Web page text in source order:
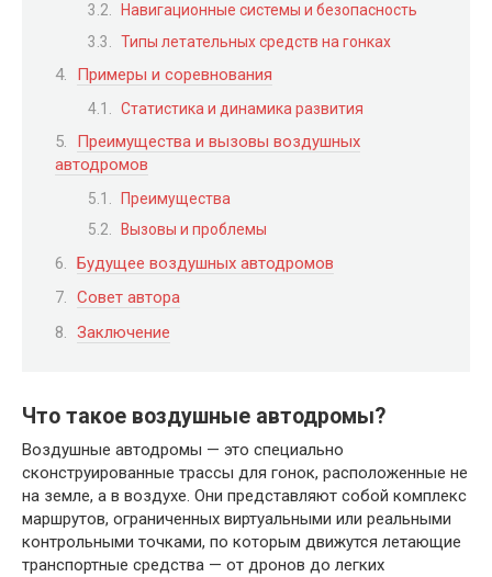
Навигационные системы и безопасность
Типы летательных средств на гонках
Примеры и соревнования
Статистика и динамика развития
Преимущества и вызовы воздушных
автодромов
Преимущества
Вызовы и проблемы
Будущее воздушных автодромов
Совет автора
Заключение
Что такое воздушные автодромы?
Воздушные автодромы — это специально
сконструированные трассы для гонок, расположенные не
на земле, а в воздухе. Они представляют собой комплекс
маршрутов, ограниченных виртуальными или реальными
контрольными точками, по которым движутся летающие
транспортные средства — от дронов до легких